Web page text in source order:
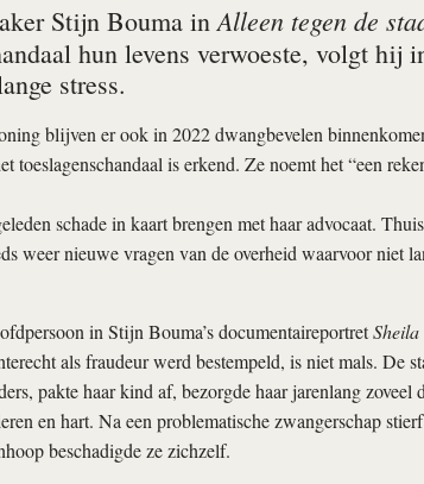
Stijn Bouma in Alleen tegen de
hun levens verwoeste, volgt hij
stress.
blijven er ook in 2022 dwangbevelen
toeslagenschandaal is erkend. Ze noemt het “een
schade in kaart brengen met haar advocaat.
weer nieuwe vragen van de overheid waarvoor niet
in Stijn Bouma’s documentaireportretSheila
als fraudeur werd bestempeld, is niet mals. De
pakte haar kind af, bezorgde haar jarenlang zoveel
en hart. Na een problematische zwangerschap
beschadigde ze zichzelf.